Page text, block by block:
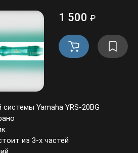
1 500 ₽
Yamaha YRS-20BG
из 3-х частей